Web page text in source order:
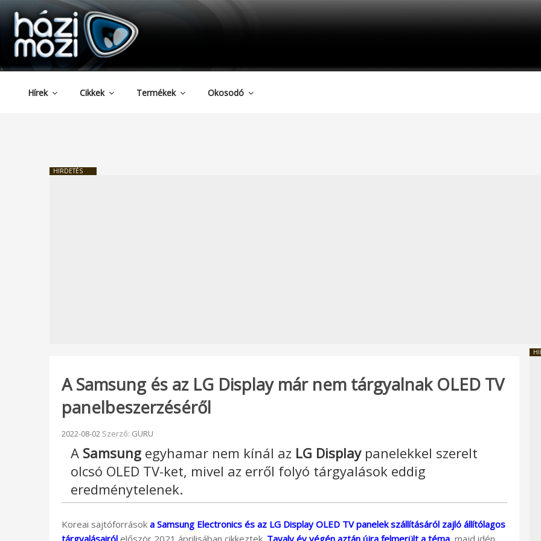
Tartalomhoz
HAZIMOZI
Hírek Cikkek Termékek Okosodó
HIRDETÉS
A Samsung és az LG Display már nem tárgyalnak OLED TV
panelbeszerzéséről
Beküldve:
2022-08-02 Szerző: GURU
A Samsung egyhamar nem kínál az LG Displaypanelekkel szerelt
olcsó OLED TV-ket, mivel az erről folyó tárgyalások eddig
eredménytelenek.
Koreai sajtóforrások a Samsung Electronics és az LG Display OLED TV panelek szállításáról zajló állítólagos
tárgyalásairól először 2021 áprilisában cikkeztek. Tavaly év végén aztán újra felmerült a téma, majd idén